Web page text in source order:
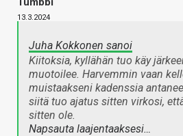
13.3.2024
Juha Kokkonen sanoi
Kiitoksia, kyllähän tuo käy
muotoilee. Harvemmin vaan
muistaakseni kadenssia
siitä tuo ajatus sitten virkosi,
sitten ole.
Napsauta laajentaaksesi…